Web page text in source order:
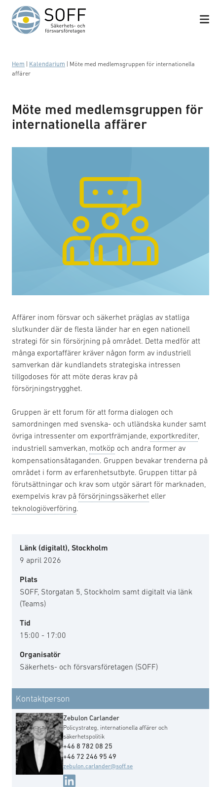
Hoppa till innehåll
Hem Kalendarium
Möte med medlemsgruppen för internationella
affärer
Möte med medlemsgruppen för
internationella affärer
Affärer inom försvar och säkerhet präglas av statliga
slutkunder där de flesta länder har en egen nationell
strategi för sin försörjning på området. Detta medför att
många exportaffärer kräver någon form av industriell
samverkan där kundlandets strategiska intressen
tillgodoses för att möte deras krav på
försörjningstrygghet.
Gruppen är ett forum för att forma dialogen och
samordningen med svenska- och utländska kunder samt
övriga intressenter om exportfrämjande, exportkrediter
industriell samverkan, motköp och andra former av
kompensationsåtaganden. Gruppen bevakar trenderna på
området i form av erfarenhetsutbyte. Gruppen tittar på
förutsättningar och krav som utgör särart för marknaden,
exempelvis krav på försörjningssäkerhet eller
teknologiöverföring.
Länk (digitalt), Stockholm
9 april 2026
Plats
SOFF, Storgatan 5, Stockholm samt digitalt via länk
(Teams)
Tid
15:00 - 17:00
Organisatör
Säkerhets- och försvarsföretagen (SOFF)
Kontaktperson
Zebulon Carlander
Policystrateg, internationella affärer och
säkerhetspolitik
+46 8 782 08 25
+46 72 246 95 49
zebulon.carlander@soff.se